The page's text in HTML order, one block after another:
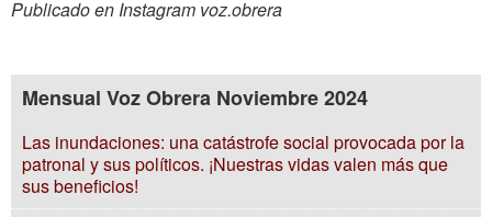
Publicado en Instagram voz.obrera
Mensual Voz Obrera Noviembre 2024
Las inundaciones: una catástrofe social provocada por la
patronal y sus políticos. ¡Nuestras vidas valen más que
sus beneficios!